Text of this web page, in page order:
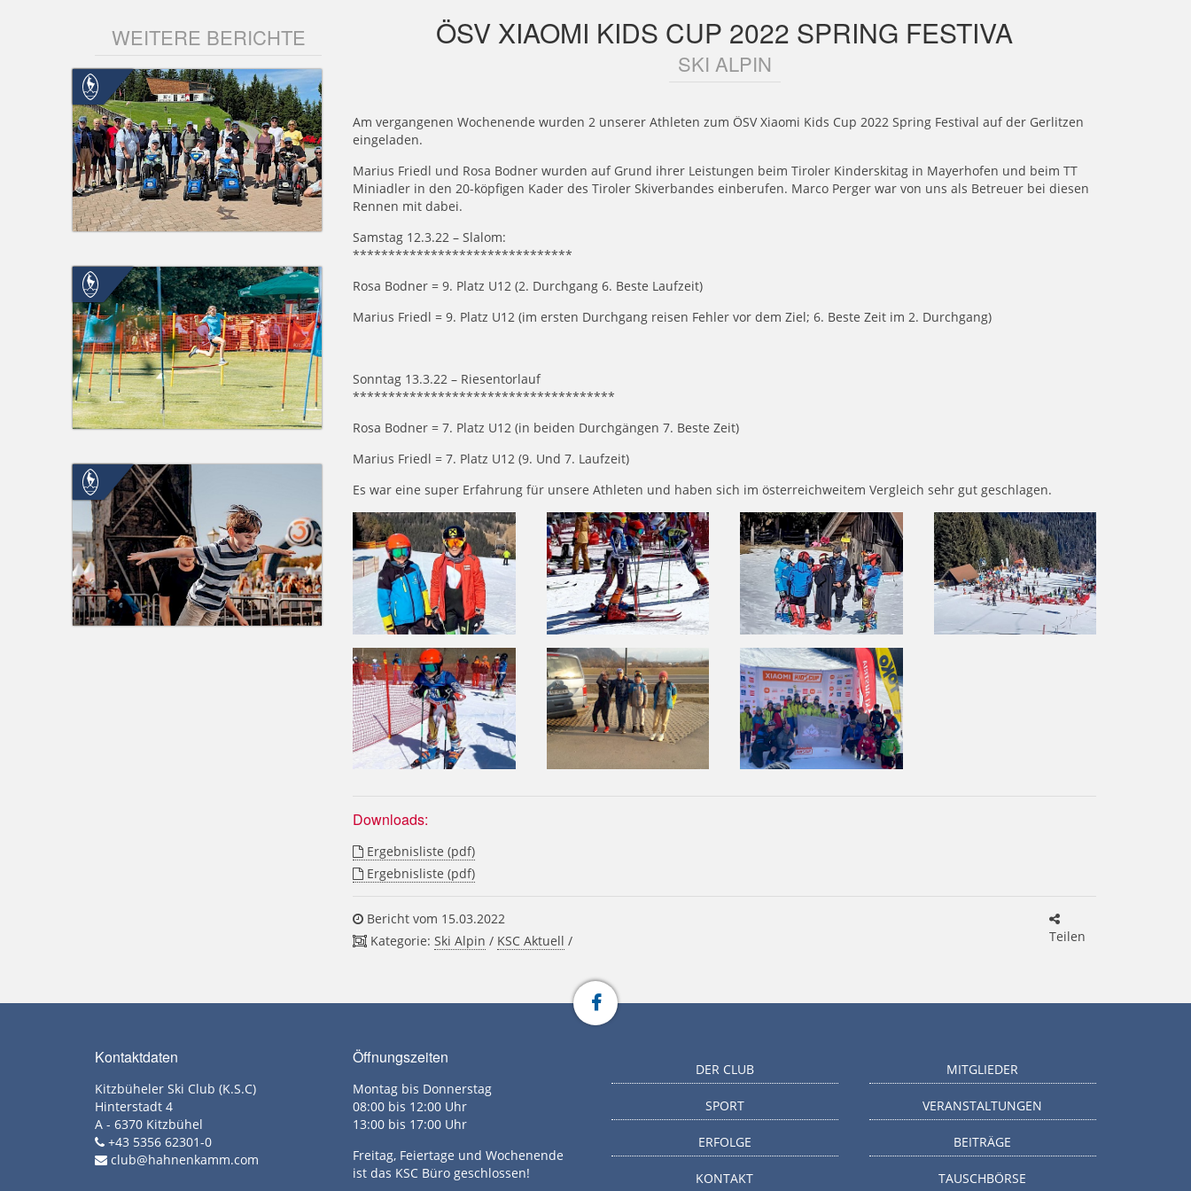
ÖSV XIAOMI KIDS CUP 2022 SPRING FESTIVA
SKI ALPIN
Am vergangenen Wochenende wurden 2 unserer Athleten zum ÖSV Xiaomi Kids Cup 2022 Spring Festival auf der Gerlitzen
eingeladen.
Marius Friedl und Rosa Bodner wurden auf Grund ihrer Leistungen beim Tiroler Kinderskitag in Mayerhofen und beim TT
Miniadler in den 20-köpfigen Kader des Tiroler Skiverbandes einberufen. Marco Perger war von uns als Betreuer bei diesen
Rennen mit dabei.
Samstag 12.3.22 – Slalom:
*******************************
Rosa Bodner = 9. Platz U12 (2. Durchgang 6. Beste Laufzeit)
Marius Friedl = 9. Platz U12 (im ersten Durchgang reisen Fehler vor dem Ziel; 6. Beste Zeit im 2. Durchgang)
Sonntag 13.3.22 – Riesentorlauf
*************************************
Rosa Bodner = 7. Platz U12 (in beiden Durchgängen 7. Beste Zeit)
Marius Friedl = 7. Platz U12 (9. Und 7. Laufzeit)
Es war eine super Erfahrung für unsere Athleten und haben sich im österreichweitem Vergleich sehr gut geschlagen.
Downloads:
Ergebnisliste (pdf)
Ergebnisliste (pdf)
Bericht vom 15.03.2022
Kategorie:Ski Alpin / KSC Aktuell / Teilen
WEITERE BERICHTE
Kontaktdaten
Kitzbüheler Ski Club (K.S.C)
Hinterstadt 4
A - 6370 Kitzbühel
+43 5356 62301-0
club@hahnenkamm.com
Öffnungszeiten
Montag bis Donnerstag
08:00 bis 12:00 Uhr
13:00 bis 17:00 Uhr
Freitag, Feiertage und Wochenende
ist das KSC Büro geschlossen!
DER CLUB
SPORT
ERFOLGE
KONTAKT
MITGLIEDER
VERANSTALTUNGEN
BEITRÄGE
TAUSCHBÖRSE